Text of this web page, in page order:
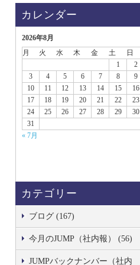
カレンダー
2026年8月
月
火 水 木 金 土
日
1
2
3
4 5 6 7 8
9
10
11 12 13 14 15
16
17
18 19 20 21 22
23
24
25 26 27 28 29
30
31
« 7月
カテゴリー
ブログ (167)
今月のJUMP（社内報） (56)
JUMPバックナンバー（社内